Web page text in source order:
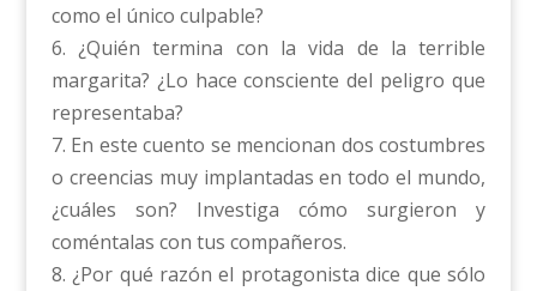
como el único culpable?
6. ¿Quién termina con la vida de la terrible
margarita? ¿Lo hace consciente del peligro que
representaba?
7. En este cuento se mencionan dos costumbres
o creencias muy implantadas en todo el mundo,
¿cuáles son? Investiga cómo surgieron y
coméntalas con tus compañeros.
8. ¿Por qué razón el protagonista dice que sólo